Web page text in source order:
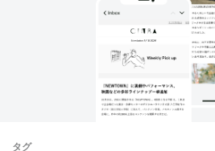
タグ